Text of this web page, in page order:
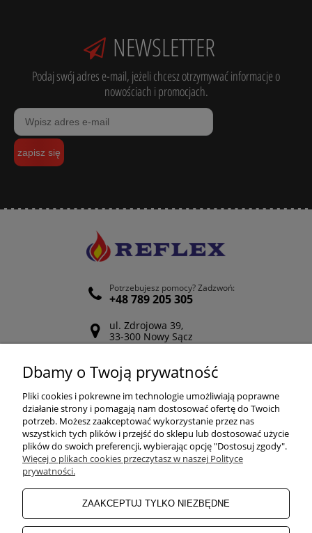
NEWSLETTER
Podaj swój adres e-mail, jeżeli chcesz otrzymywać informacje o
nowościach i promocjach.
zapisz się
Potrzebujesz pomocy? Zadzwoń:
+48 789 205 305
ul. Zdrojowa 39,
33-300 Nowy Sącz
Odwiedź nasz Facebook
POMOC
ZAKUPY
MOJE KONTO
Dbamy o Twoją prywatność
Pliki cookies i pokrewne im technologie umożliwiają poprawne
działanie strony i pomagają nam dostosować ofertę do Twoich
potrzeb. Możesz zaakceptować wykorzystanie przez nas
wszystkich tych plików i przejść do sklepu lub dostosować użycie
plików do swoich preferencji, wybierając opcję "Dostosuj zgody".
Więcej o plikach cookies przeczytasz w naszej Polityce
prywatności.
ZAAKCEPTUJ TYLKO NIEZBĘDNE